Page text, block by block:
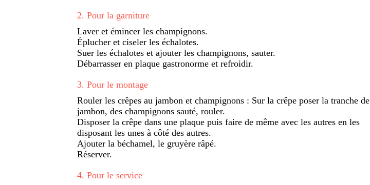
2. Pour la garniture
Laver et émincer les champignons.
Éplucher et ciseler les échalotes.
Suer les échalotes et ajouter les champignons, sauter.
Débarrasser en plaque gastronorme et refroidir.
3. Pour le montage
Rouler les crêpes au jambon et champignons : Sur la crêpe poser la tranche de
jambon, des champignons sauté, rouler.
Disposer la crêpe dans une plaque puis faire de même avec les autres en les
disposant les unes à côté des autres.
Ajouter la béchamel, le gruyère râpé.
Réserver.
4. Pour le service